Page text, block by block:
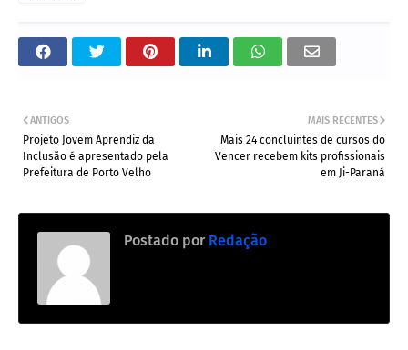
MAIS RECENTES
Mais 24 concluintes de cursos do
Vencer recebem kits profissionais
em Ji-Paraná
ANTIGOS
Projeto Jovem Aprendiz da
Inclusão é apresentado pela
Prefeitura de Porto Velho
Postado por Redação